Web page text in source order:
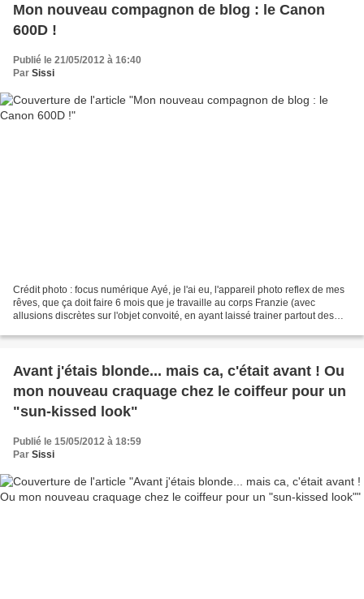
Mon nouveau compagnon de blog : le Canon
600D !
Publié le 21/05/2012 à 16:40
Par Sissi
Crédit photo : focus numérique Ayé, je l'ai eu, l'appareil photo reflex de mes
rêves, que ça doit faire 6 mois que je travaille au corps Franzie (avec
allusions discrètes sur l'objet convoité, en ayant laissé trainer partout des
Avant j'étais blonde... mais ca, c'était avant ! Ou
mon nouveau craquage chez le coiffeur pour un
"sun-kissed look"
Publié le 15/05/2012 à 18:59
Par Sissi